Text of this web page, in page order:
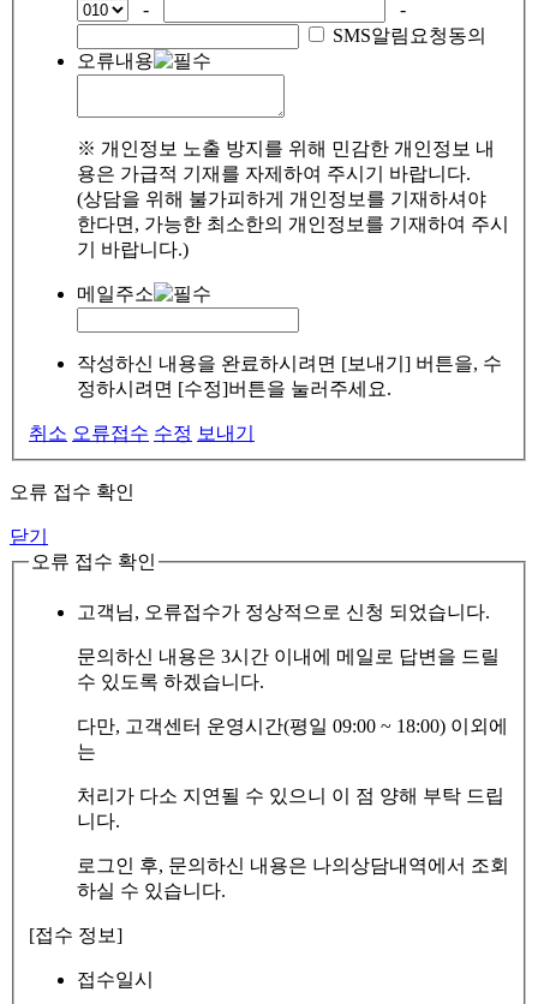
-
-
SMS알림요청동의
오류내용
※ 개인정보 노출 방지를 위해 민감한 개인정보 내
용은 가급적 기재를 자제하여 주시기 바랍니다.
(상담을 위해 불가피하게 개인정보를 기재하셔야
한다면, 가능한 최소한의 개인정보를 기재하여 주시
기 바랍니다.)
메일주소
작성하신 내용을 완료하시려면 [보내기] 버튼을, 수
정하시려면 [수정]버튼을 눌러주세요.
취소 오류접수 수정 보내기
오류 접수 확인
닫기
오류 접수 확인
고객님, 오류접수가 정상적으로 신청 되었습니다.
문의하신 내용은 3시간 이내에 메일로 답변을 드릴
수 있도록 하겠습니다.
다만, 고객센터 운영시간(평일 09:00 ~ 18:00) 이외에
는
처리가 다소 지연될 수 있으니 이 점 양해 부탁 드립
니다.
로그인 후, 문의하신 내용은 나의상담내역에서 조회
하실 수 있습니다.
[접수 정보]
접수일시